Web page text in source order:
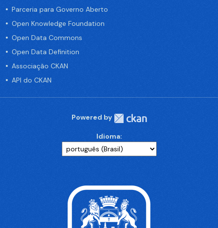
Parceria para Governo Aberto
Open Knowledge Foundation
Open Data Commons
Open Data Definition
Associação CKAN
API do CKAN
Powered by
Idioma